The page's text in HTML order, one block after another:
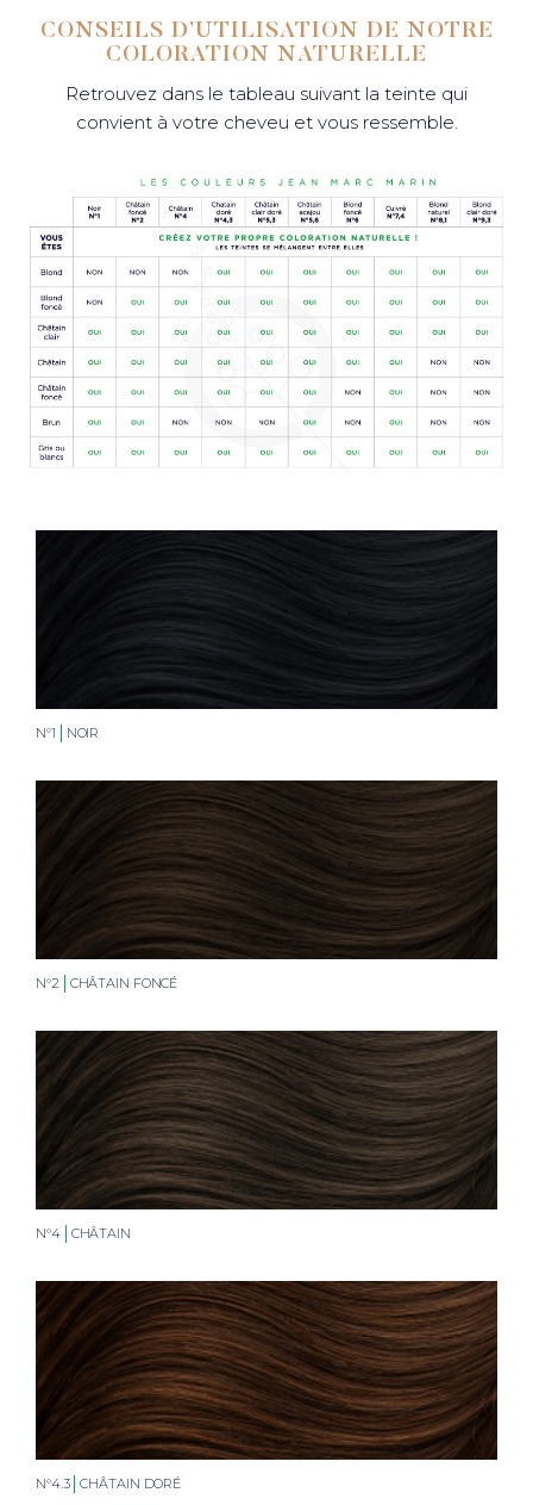
CONSEILS D’UTILISATION DE NOTRE
COLORATION NATURELLE
Retrouvez dans le tableau suivant la teinte qui
convient à votre cheveu et vous ressemble.
N°1 NOIR
N°2 CHÂTAIN FONCÉ
N°4 CHÂTAIN
N°4.3 CHÂTAIN DORÉ